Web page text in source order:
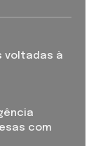
voltadas à
com